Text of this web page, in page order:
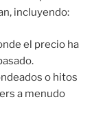
incluyendo:
el precio ha
o hitos
a menudo